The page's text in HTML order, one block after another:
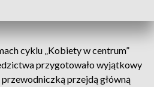
cyklu „Kobiety w centrum”
przygotowało wyjątkowy
przejdą główną